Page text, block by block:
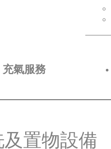
充氣服務
及置物設備